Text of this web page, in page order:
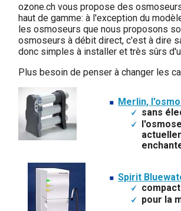
ozone.ch vous propose des
haut de gamme: à l'exception du
les osmoseurs que nous proposons
osmoseurs à débit direct, c'est à dire
donc simples à installer et très sûrs
Plus besoin de penser à changer les
Merlin,
sans
Spirit
pour la